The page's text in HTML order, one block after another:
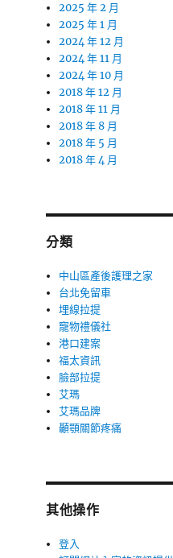
2025 年 2 月
2025 年 1 月
2024 年 12 月
2024 年 11 月
2024 年 10 月
2018 年 12 月
2018 年 11 月
2018 年 8 月
2018 年 5 月
2018 年 4 月
分類
中山區產後護理之家
台北免留車
埋線拉提
寵物禮儀社
港口建案
福太資訊
臉部拉提
艾瑪
艾瑪品牌
顳顎關節疼痛
其他操作
登入